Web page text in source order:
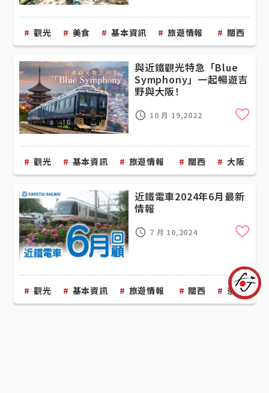
觀光 美食 基本資訊 旅遊情報 關西
與近鐵觀光特急「Blue
Symphony」一起暢遊吉
野與大阪！
10 月 19,2022
觀光 基本資訊 旅遊情報 關西 大阪
近鐵電車2024年6月最新
情報
7 月 10,2024
觀光 基本資訊 旅遊情報 關西 奈良